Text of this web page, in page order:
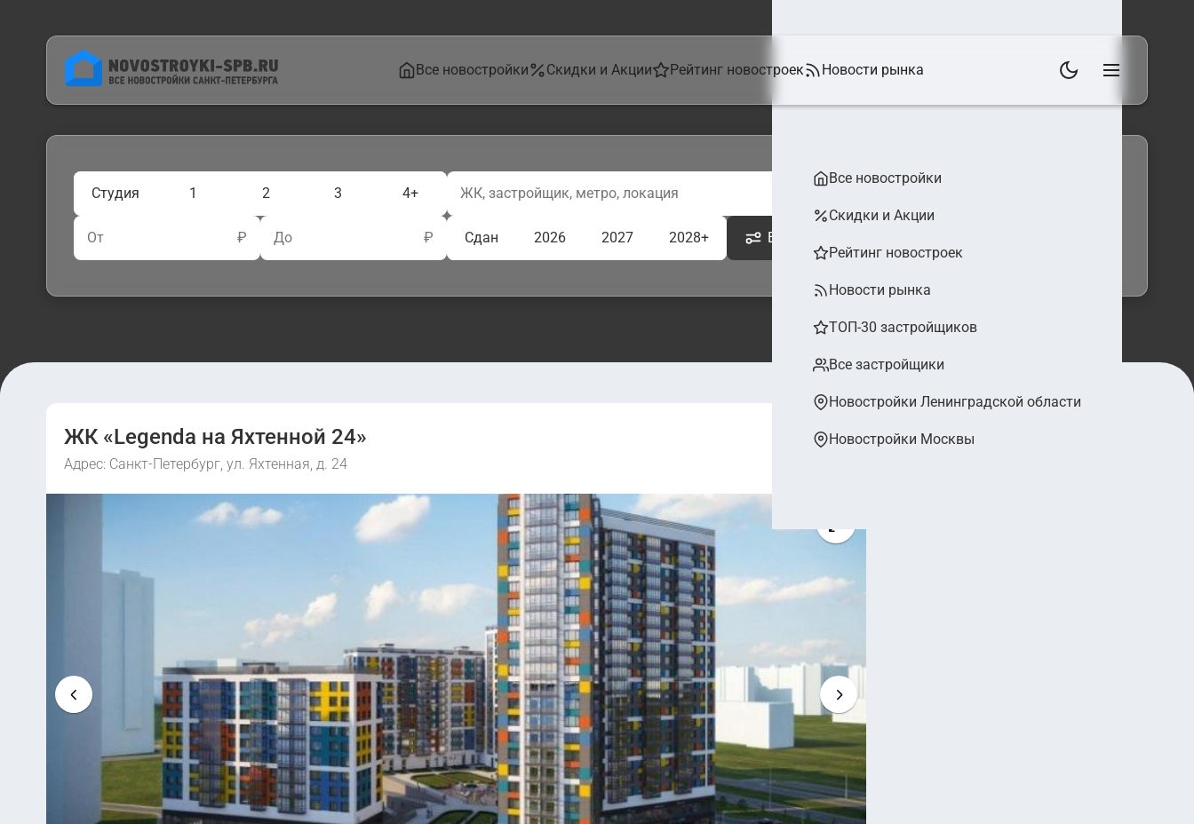
Все новостройки Скидки и Акции Рейтинг новостроек Новости рынка
Все новостройки
Скидки и Акции
Рейтинг новостроек
Новости рынка
ТОП-30 застройщиков
Все застройщики
Новостройки Ленинградской области
Новостройки Москвы
Студия 1 2 3 4+
От ₽ До ₽ Сдан 2026 2027 2028+ Ещё фильтры
ЖК «Legenda на Яхтенной 24»
Адрес: Санкт-Петербург, ул. Яхтенная, д. 24